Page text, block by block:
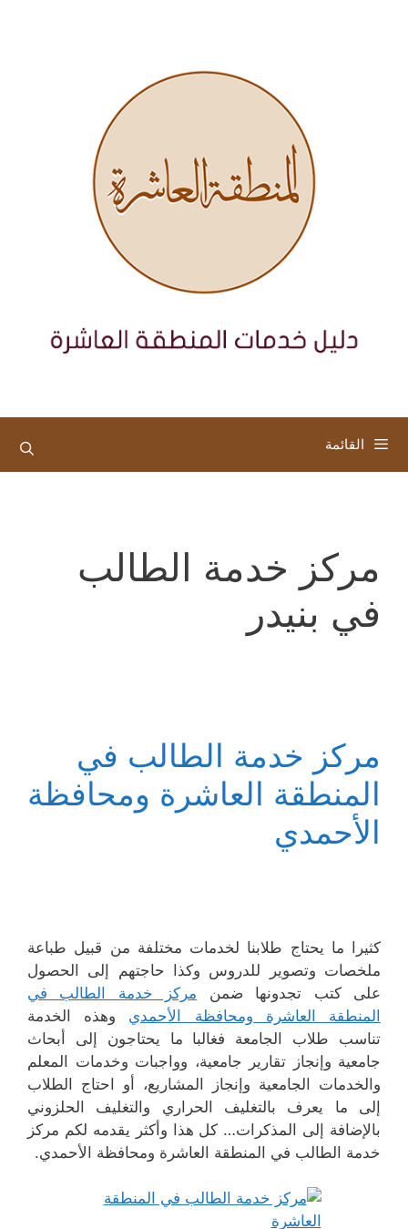
القائمة
مركز خدمة الطالب
في بنيدر
مركز خدمة الطالب في
المنطقة العاشرة ومحافظة
الأحمدي
كثيرا ما يحتاج طلابنا لخدمات مختلفة من قبيل طباعة
ملخصات وتصوير للدروس وكذا حاجتهم إلى الحصول
على كتب تجدونها ضمن مركز خدمة الطالب في
المنطقة العاشرة ومحافظة الأحمدي وهذه الخدمة
تناسب طلاب الجامعة فغالبا ما يحتاجون إلى أبحاث
جامعية وإنجاز تقارير جامعية، وواجبات وخدمات المعلم
والخدمات الجامعية وإنجاز المشاريع، أو احتاج الطلاب
إلى ما يعرف بالتغليف الحراري والتغليف الحلزوني
بالإضافة إلى المذكرات… كل هذا وأكثر يقدمه لكم مركز
خدمة الطالب في المنطقة العاشرة ومحافظة الأحمدي.